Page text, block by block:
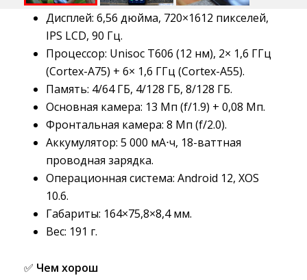
Дисплей: 6,56 дюйма, 720×1612 пикселей,
IPS LCD, 90 Гц.
Процессор: Unisoc T606 (12 нм), 2× 1,6 ГГц
(Cortex-A75) + 6× 1,6 ГГц (Cortex-A55).
Память: 4/64 ГБ, 4/128 ГБ, 8/128 ГБ.
Основная камера: 13 Мп (f/1.9) + 0,08 Мп.
Фронтальная камера: 8 Мп (f/2.0).
Аккумулятор: 5 000 мА⋅ч, 18-ваттная
проводная зарядка.
Операционная система: Android 12, XOS
10.6.
Габариты: 164×75,8×8,4 мм.
Вес: 191 г.
✅ Чем хорош